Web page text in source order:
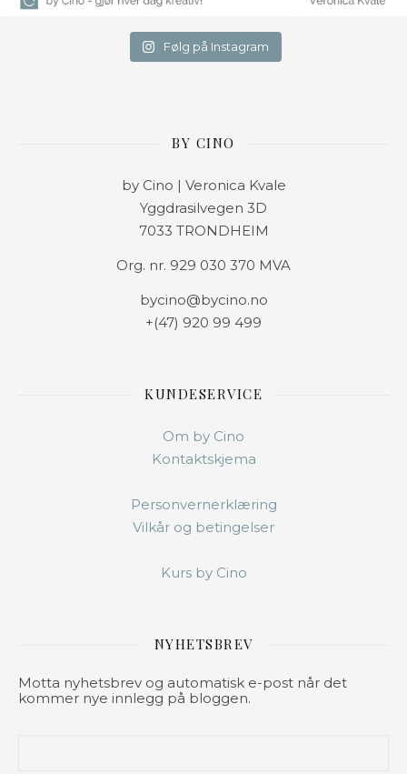
Følg på Instagram
BY CINO
by Cino | Veronica Kvale
Yggdrasilvegen 3D
7033 TRONDHEIM
Org. nr. 929 030 370 MVA
bycino@bycino.no
+(47) 920 99 499
KUNDESERVICE
Om by Cino
Kontaktskjema
Personvernerklæring
Vilkår og betingelser
Kurs by Cino
NYHETSBREV
Motta nyhetsbrev og automatisk e-post når det
kommer nye innlegg på bloggen.